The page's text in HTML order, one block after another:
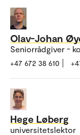
Olav-Johan
Seniorrådgiver -
+47 672 38 610
Hege Løberg
universitetslektor